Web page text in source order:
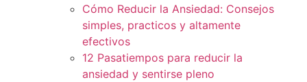
Cómo Reducir la Ansiedad: Consejos
simples, practicos y altamente
efectivos
12 Pasatiempos para reducir la
ansiedad y sentirse pleno